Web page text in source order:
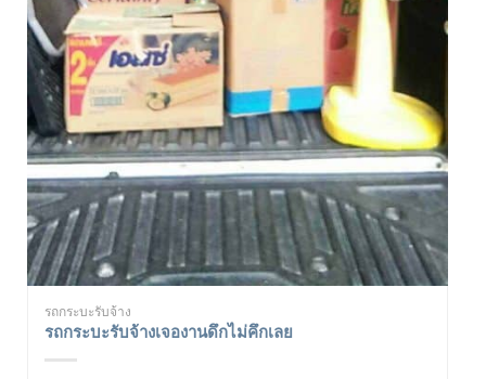
รถกระบะรับจ้าง
รถกระบะรับจ้างเจองานดึกไม่คึกเลย